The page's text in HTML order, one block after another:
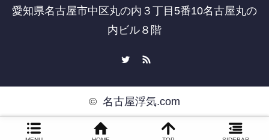
愛知県名古屋市中区丸の内３丁目5番10名古屋丸の
内ビル８階
© 名古屋浮気.com